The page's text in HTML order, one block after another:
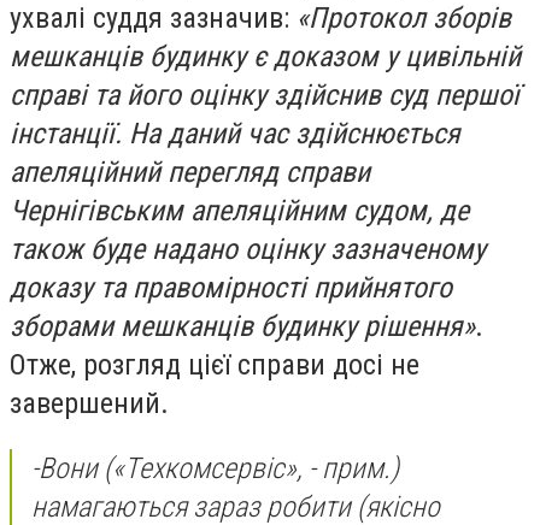
ухвалі суддя зазначив: «Протокол зборів
мешканців будинку є доказом у цивільній
справі та його оцінку здійснив суд першої
інстанції. На даний час здійснюється
апеляційний перегляд справи
Чернігівським апеляційним судом, де
також буде надано оцінку зазначеному
доказу та правомірності прийнятого
зборами мешканців будинку рішення».
Отже, розгляд цієї справи досі не
завершений.
-Вони(«Техкомсервіс», - прим.)
намагаються зараз робити(якісно